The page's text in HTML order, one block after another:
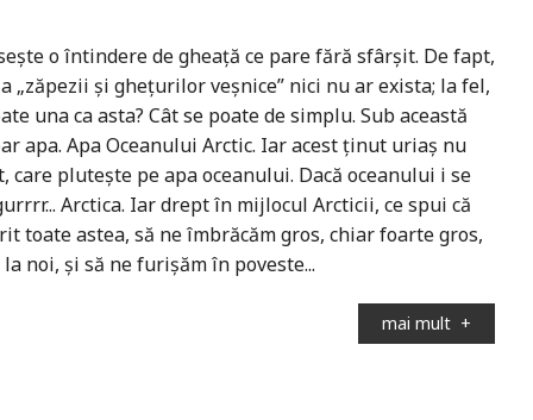
o întindere de gheață ce pare fără sfârșit. De fapt,
„zăpezii și ghețurilor veșnice” nici nu ar exista; la fel,
una ca asta? Cât se poate de simplu. Sub această
apa. Apa Oceanului Arctic. Iar acest ținut uriaș nu
care plutește pe apa oceanului. Dacă oceanului i se
Arctica. Iar drept în mijlocul Arcticii, ce spui că
toate astea, să ne îmbrăcăm gros, chiar foarte gros,
noi, și să ne furișăm în poveste...
mai mult +